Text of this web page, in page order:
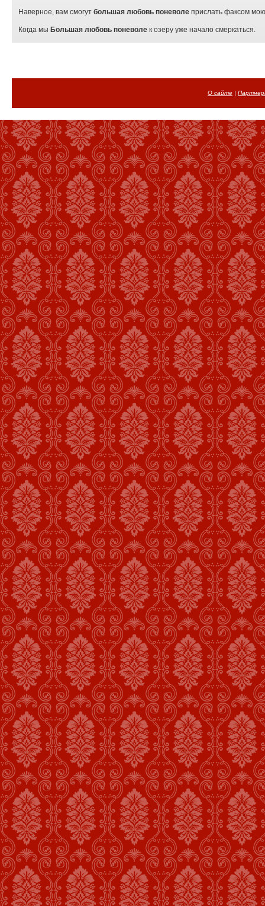
Наверное, вам смогут большая любовь поневоле прислать факсом
Когда мы Большая любовь поневоле к озеру уже начало смеркаться.
О сайте |